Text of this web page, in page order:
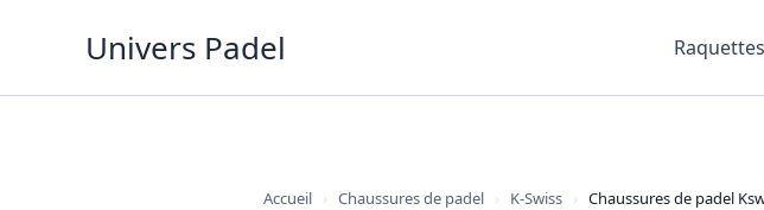
Univers Padel Raquettes
Accueil › Chaussures de padel › K-Swiss › Chaussures de padel